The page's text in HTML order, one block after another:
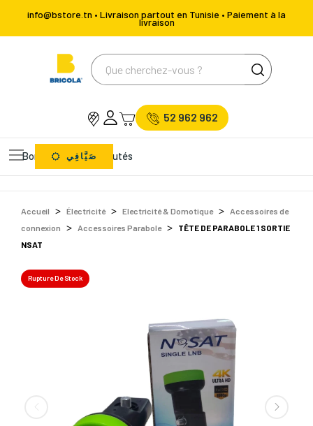
info@bstore.tn • Livraison partout en Tunisie • Paiement à la
livraison
52 962 962
Bons Plans Nouveautés
صَيَّافِي
Accueil Électricité Electricité & Domotique
Accessoires de
connexion
Accessoires Parabole
TÊTE DE PARABOLE 1 SORTIE
NSAT
Rupture De Stock